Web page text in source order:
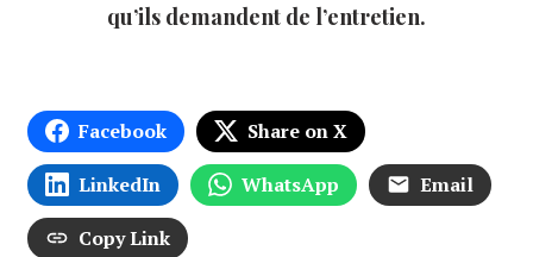
qu’ils demandent de l’entretien.
Facebook Share on X
LinkedIn WhatsApp Email
Copy Link